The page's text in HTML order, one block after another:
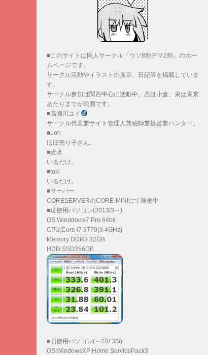
■このサイトは同人サークル「ウソ8割デマ2割」のホー
ムページです。
サークル活動やイラストの展示、日記等を掲載していま
す。
サークル参加は関西中心に活動中。西は小倉、東は東京
あたりまでが範囲です。
■高瀬川ユイ
サークル代表兼サイト管理人兼絵師兼提督兼ハンター。
■Lon
ほぼ売り子さん。
■流水
いるだけ。
■toki
いるだけ。
■サーバー
CORESERVERのCORE-MINIにて稼働中
■現使用パソコン(2013/3～)
OS:Winddows7 Pro 64bit
CPU:Core i7 3770(3.4GHz)
Memory:DDR3 32GB
HDD:SSD256GB
■旧使用パソコン(～2013/3)
OS:WindowsXP Home ServicePack3